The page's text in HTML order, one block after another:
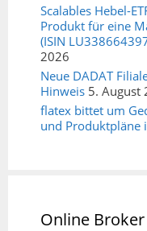
Scalables Hebel-
Produkt für eine
(ISIN
2026
Neue DADAT
Hinweis 5. August
flatex bittet um
und Produktpläne
Online